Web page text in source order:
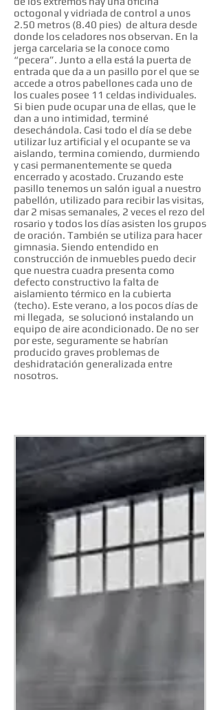
octogonal y vidriada de control a unos
2.50 metros (8.40 pies) de altura desde
donde los celadores nos observan. En la
jerga carcelaria se la conoce como
“pecera”. Junto a ella está la puerta de
entrada que da a un pasillo por el que se
accede a otros pabellones cada uno de
los cuales posee 11 celdas individuales.
Si bien pude ocupar una de ellas, que le
dan a uno intimidad, terminé
desechándola. Casi todo el día se debe
utilizar luz artificial y el ocupante se va
aislando, termina comiendo, durmiendo
y casi permanentemente se queda
encerrado y acostado. Cruzando este
pasillo tenemos un salón igual a nuestro
pabellón, utilizado para recibir las visitas,
dar 2 misas semanales, 2 veces el rezo del
rosario y todos los días asisten los grupos
de oración. También se utiliza para hacer
gimnasia. Siendo entendido en
construcción de inmuebles puedo decir
que nuestra cuadra presenta como
defecto constructivo la falta de
aislamiento térmico en la cubierta
(techo). Este verano, a los pocos días de
mi llegada, se solucionó instalando un
equipo de aire acondicionado. De no ser
por este, seguramente se habrían
producido graves problemas de
deshidratación generalizada entre
nosotros.